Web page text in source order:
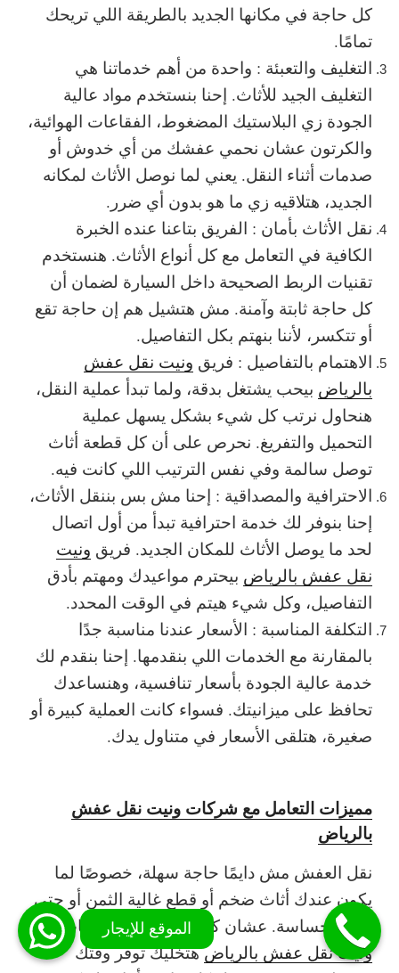
كل حاجة في مكانها الجديد بالطريقة اللي تريحك
تمامًا.
التغليف والتعبئة : واحدة من أهم خدماتنا هي
التغليف الجيد للأثاث. إحنا بنستخدم مواد عالية
الجودة زي البلاستيك المضغوط، الفقاعات الهوائية،
والكرتون عشان نحمي عفشك من أي خدوش أو
صدمات أثناء النقل. يعني لما نوصل الأثاث لمكانه
الجديد، هتلاقيه زي ما هو بدون أي ضرر.
نقل الأثاث بأمان : الفريق بتاعنا عنده الخبرة
الكافية في التعامل مع كل أنواع الأثاث. هنستخدم
تقنيات الربط الصحيحة داخل السيارة لضمان أن
كل حاجة ثابتة وآمنة. مش هتشيل هم إن حاجة تقع
أو تتكسر، لأننا بنهتم بكل التفاصيل.
الاهتمام بالتفاصيل : فريق ونيت نقل عفش
بالرياض بيحب يشتغل بدقة، ولما تبدأ عملية النقل،
هنحاول نرتب كل شيء بشكل يسهل عملية
التحميل والتفريغ. نحرص على أن كل قطعة أثاث
توصل سالمة وفي نفس الترتيب اللي كانت فيه.
الاحترافية والمصداقية : إحنا مش بس بننقل الأثاث،
إحنا بنوفر لك خدمة احترافية تبدأ من أول اتصال
لحد ما يوصل الأثاث للمكان الجديد. فريق ونيت
نقل عفش بالرياض بيحترم مواعيدك ومهتم بأدق
التفاصيل، وكل شيء هيتم في الوقت المحدد.
التكلفة المناسبة : الأسعار عندنا مناسبة جدًا
بالمقارنة مع الخدمات اللي بنقدمها. إحنا بنقدم لك
خدمة عالية الجودة بأسعار تنافسية، وهنساعدك
تحافظ على ميزانيتك. فسواء كانت العملية كبيرة أو
صغيرة، هتلقى الأسعار في متناول يدك.
مميزات التعامل مع شركات ونيت نقل عفش
بالرياض
نقل العفش مش دايمًا حاجة سهلة، خصوصًا لما
يكون عندك أثاث ضخم أو قطع غالية الثمن أو حتى
أشياء حساسة. عشان كده، الاستعانة بشركات
ونيت نقل عفش بالرياضهتخليك توفر وقتك